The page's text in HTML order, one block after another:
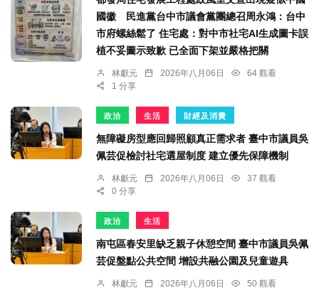
國徽 民進黨台中市議會黨團總召周永鴻：台中
市府螺絲鬆了 住宅處：對中市社宅AI生成圖卡誤
植不妥圖示致歉 已全面下架並嚴格把關
林獻元 2026年八月06日
64 觀看
1 分享
政治 生活 財經及消費
無障礙房型應回歸照顧真正需求者 臺中市議員吳
佩芸促檢討社宅選屋制度 建立優先保障機制
林獻元 2026年八月06日
37 觀看
0 分享
政治 生活
南屯區春安里缺乏親子休憩空間 臺中市議員吳佩
芸促盤點公共空間 增設共融公園及兒童遊具
林獻元 2026年八月06日
50 觀看